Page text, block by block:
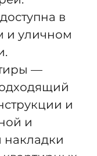
в
и уличном
—
и
и
накладки